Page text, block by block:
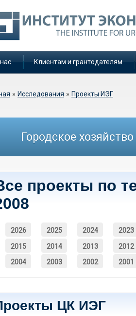
Клиентам и грантодателям
» Исследования » Проекты ИЭГ
Городское хозяйство
проекты по
2026 2025 2024 2023
2015 2014 2013 2012
2004 2003 2002 2001
ЦК ИЭГ